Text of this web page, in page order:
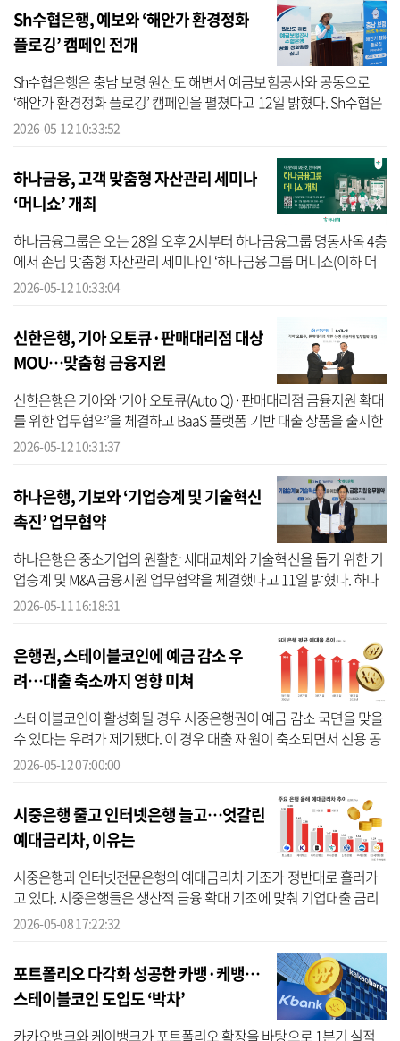
Sh수협은행, 예보와 ‘해안가 환경정화
플로깅’ 캠페인 전개
Sh수협은행은 충남 보령 원산도 해변서 예금보험공사와 공동으로
‘해안가 환경정화 플로깅’ 캠페인을 펼쳤다고 12일 밝혔다. Sh수협은
행에 따르면 이번 플로깅 캠페인에 참여한 임직원들은 원산도 해수욕
2026-05-12 10:33:52
하나금융, 고객 맞춤형 자산관리 세미나
‘머니쇼’ 개최
하나금융그룹은 오는 28일 오후 2시부터 하나금융그룹 명동사옥 4층
에서 손님 맞춤형 자산관리 세미나인 ‘하나금융그룹 머니쇼(이하 머
니쇼)’를 개최한다고 밝혔다. 하나금융에 따르면 올해 처음으로 개최
2026-05-12 10:33:04
신한은행, 기아 오토큐·판매대리점 대상
MOU…맞춤형 금융지원
신한은행은 기아와 ‘기아 오토큐(Auto Q)·판매대리점 금융지원 확대
를 위한 업무협약’을 체결하고 BaaS 플랫폼 기반 대출 상품을 출시한
다고 12일 밝혔다. 신한은행에 따르면 이번 협약은 전국의 기아 오토
2026-05-12 10:31:37
하나은행, 기보와 ‘기업승계 및 기술혁신
촉진’ 업무협약
하나은행은 중소기업의 원활한 세대교체와 기술혁신을 돕기 위한 기
업승계 및 M&A 금융지원 업무협약을 체결했다고 11일 밝혔다. 하나
은행에 따르면 이번 협약은 고령화 등으로 기업승계에 어려움을 겪는
2026-05-11 16:18:31
은행권, 스테이블코인에 예금 감소 우
려…대출 축소까지 영향 미쳐
스테이블코인이 활성화될 경우 시중은행권이 예금 감소 국면을 맞을
수 있다는 우려가 제기됐다. 이 경우 대출 재원이 축소되면서 신용 공
급 위축으로까지 이어질 수 있다는 분석이다. 차주 입장에서는 고신
2026-05-12 07:00:00
시중은행 줄고 인터넷은행 늘고…엇갈린
예대금리차, 이유는
시중은행과 인터넷전문은행의 예대금리차 기조가 정반대로 흘러가
고 있다. 시중은행들은 생산적 금융 확대 기조에 맞춰 기업대출 금리
를 낮추면서 예대금리차가 축소된 반면, 인터넷은행들은 개인사업자
2026-05-08 17:22:32
포트폴리오 다각화 성공한 카뱅·케뱅…
스테이블코인 도입도 ‘박차’
카카오뱅크와 케이뱅크가 포트폴리오 확장을 바탕으로 1분기 실적